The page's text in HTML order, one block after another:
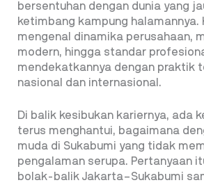
bersentuhan dengan dunia yang
ketimbang kampung halamannya.
mengenal dinamika perusahaan,
modern, hingga standar
mendekatkannya dengan praktik
nasional dan internasional.
Di balik kesibukan kariernya, ada
terus menghantui, bagaimana
muda di Sukabumi yang tidak
pengalaman serupa. Pertanyaan
bolak-balik Jakarta–Sukabumi